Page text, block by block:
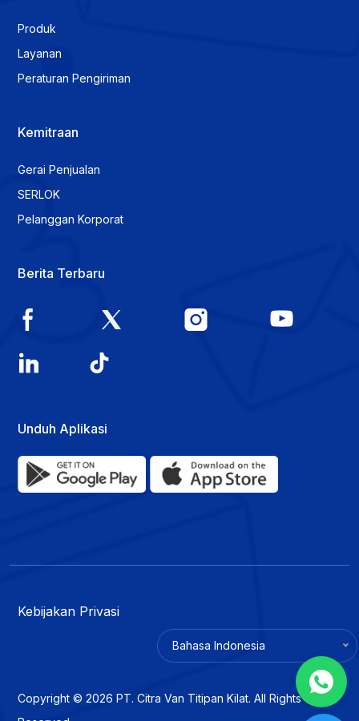
Produk
Layanan
Peraturan Pengiriman
Kemitraan
Gerai Penjualan
SERLOK
Pelanggan Korporat
Berita Terbaru
Unduh Aplikasi
Kebijakan Privasi
Bahasa Indonesia
Copyright © 2026 PT. Citra Van Titipan Kilat. All Rights